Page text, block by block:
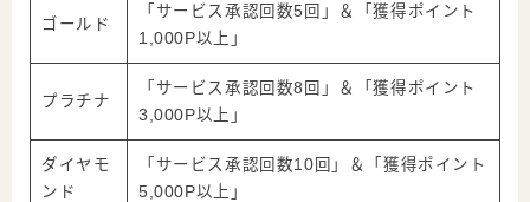
ゴールド
「サービス承認回数5回 」＆「獲得ポイント
1,000P以上」
プラチナ
「サービス承認回数8回 」＆「獲得ポイント
3,000P以上」
ダイヤモ
ンド
「サービス承認回数10回 」＆「獲得ポイント
5,000P以上」